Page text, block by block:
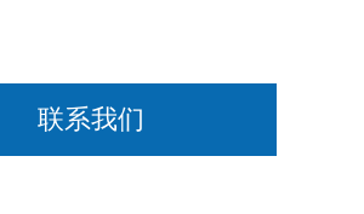
联系我们